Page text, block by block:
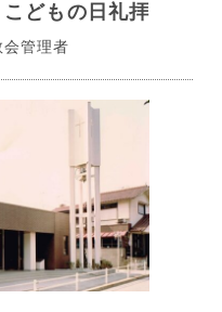
どもの日礼拝
会管理者